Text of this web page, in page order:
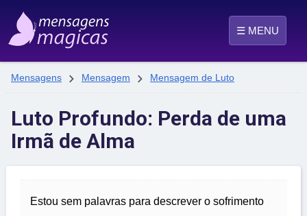
☰ MENU
Mensagens  Mensagem  Mensagem de Luto
Luto Profundo: Perda de uma
Irmã de Alma
Estou sem palavras para descrever o sofrimento